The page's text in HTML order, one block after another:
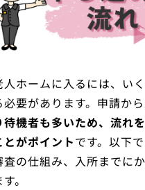
ホームに入るには、い
要があります。申請から
待機者も多いため、流れ
がポイントです。以下
査の仕組み、入所までに
。